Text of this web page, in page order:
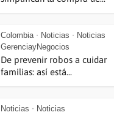
Colombia • Noticias • Noticias
GerenciayNegocios
De prevenir robos a cuidar
familias: así está...
Noticias • Noticias